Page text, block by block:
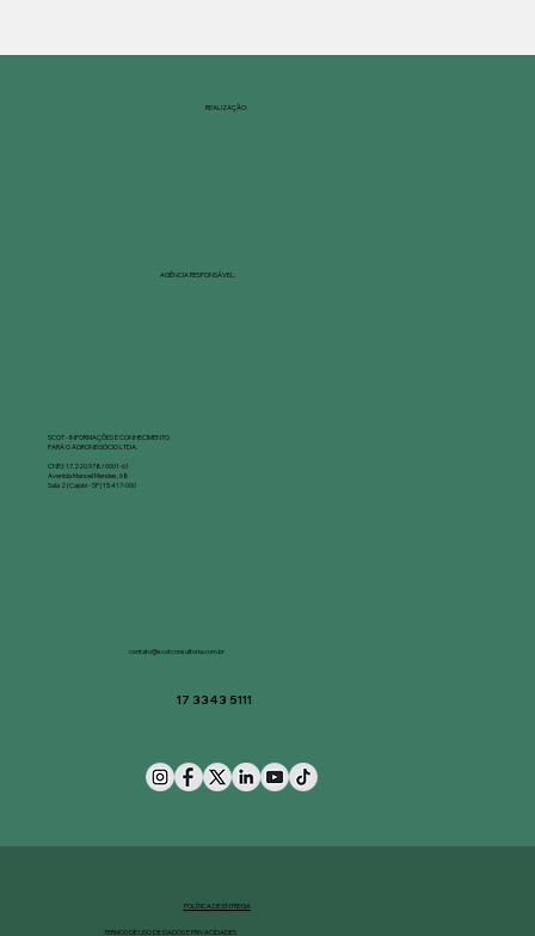
REALIZAÇÃO:
AGÊNCIA RESPONSÁVEL:
SCOT - INFORMAÇÕES E CONHECIMENTO
PARA O AGRONEGÓCIO LTDA.​​
CNPJ: 17.220.978/0001-61
Avenida Manoel Mendes, 68
Sala 2 | Cajobi - SP | 15.417-000
17 3343 5111
contato@scotconsultoria.com.br
POLÍTICA DE ENTREGA
TERMOS DE USO DE DADOS E PRIVACIDADES